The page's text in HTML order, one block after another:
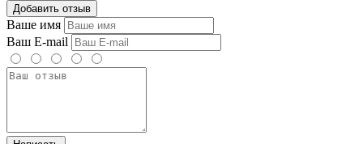
Добавить отзыв
Ваше имя
Ваш E-mail